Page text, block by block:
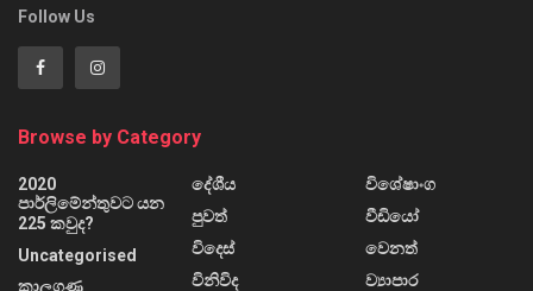
Follow Us
Browse by Category
2020
පාර්ලිමේන්තුවට යන
225 කවුද?
Uncategorised
කාලගුණ
දේශීය
පුවත්
විදෙස්
විනිවිද
විශේෂාංග
වීඩියෝ
වෙනත්
ව්‍යාපාර